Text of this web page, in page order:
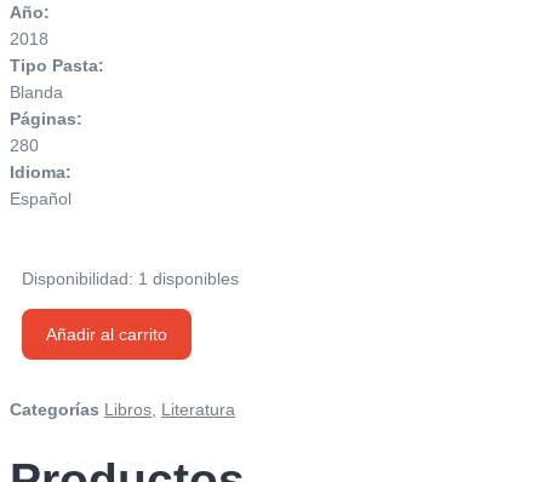
Año:
2018
Tipo Pasta:
Blanda
Páginas:
280
Idioma:
Español
Disponibilidad: 1 disponibles
Pachamama
y
hombre
Añadir al carrito
Categorías Libros Literatura